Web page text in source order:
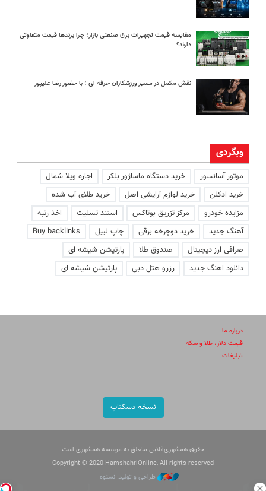
مقایسه قیمت تجهیزات برق صنعتی بازار؛ چرا برندها قیمت متفاوتی
دارند؟
نقش مکمل در مسیر ورزشکاران حرفه ای ؛ با حضور رضا علیپور
وبگردی
موتور آسانسور خرید دستگاه ماساژور بلکر
اجاره ویلا شمال
خرید ادکلن
خرید لوازم آرایشی اصل
خرید طلای آب شده
مزایده خودرو
مرکز تزریق بوتاکس استند تسلیت
اخذ رتبه
آهنگ جدید
خرید دوچرخه برقی چاپ لیبل
Buy backlinks
صرافی ارز دیجیتال
صندوق طلا
پارتیشن شیشه ای
دانلود اهنگ جدید
رزرو هتل دبی پارتیشن شیشه ای
درباره ما
قیمت دلار، طلا و سکه
تبلیغات
نسخه دسکتاپ
حقوق همشهری‌آنلاین متعلق به موسسه همشهری است
Copyright © 2020 HamshahriOnline, All rights reserved
طراحی و تولید: نستوه